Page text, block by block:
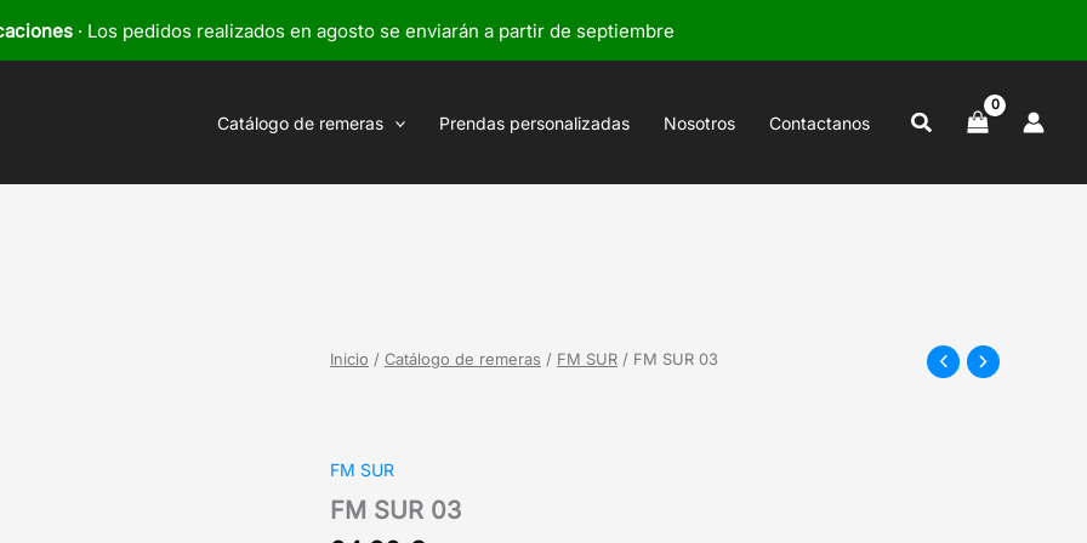
· Los pedidos realizados en agosto se enviarán a partir de septiembre
Catálogo de remeras Prendas personalizadas Nosotros Contactanos Buscar
Inicio / Catálogo de remeras / FM SUR / FM SUR 03
FM SUR
FM SUR 03